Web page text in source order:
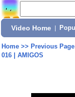
Video Home
Home>> Previous Page
016 | AMIGOS